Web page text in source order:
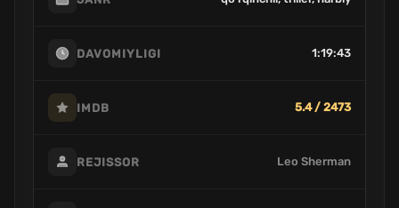
DAVOMIYLIGI 1:19:43
IMDB 5.4 / 2473
REJISSOR Leo Sherman